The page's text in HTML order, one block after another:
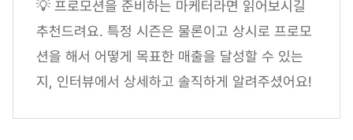
💡 프로모션을 준비하는 마케터라면 읽어보시길
추천드려요. 특정 시즌은 물론이고 상시로 프로모
션을 해서 어떻게 목표한 매출을 달성할 수 있는
지, 인터뷰에서 상세하고 솔직하게 알려주셨어요!